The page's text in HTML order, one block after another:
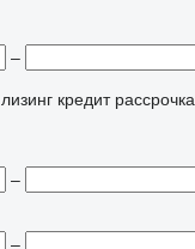
–
лизинг кредит рассрочка
–
–